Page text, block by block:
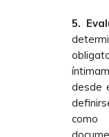
5.
desde